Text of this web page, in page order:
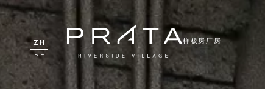
DE
ZH
RU
样板房厂房